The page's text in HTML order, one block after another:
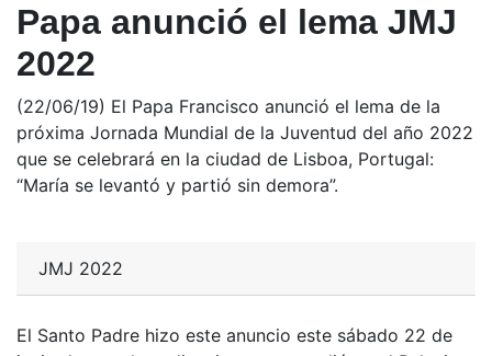
Papa anunció el lema JMJ
2022
(22/06/19) El Papa Francisco anunció el lema de la
próxima Jornada Mundial de la Juventud del año 2022
que se celebrará en la ciudad de Lisboa, Portugal:
“María se levantó y partió sin demora”.
JMJ 2022
El Santo Padre hizo este anuncio este sábado 22 de